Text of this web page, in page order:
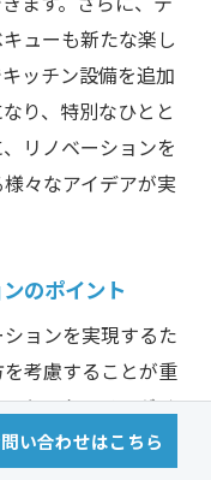
ューも新たな楽し
ッチン設備を追加
り、特別なひとと
リノベーションを
々なアイデアが実
のポイント
ョンを実現するた
考慮することが重
やアウトドアダイ
団らんの時間が増
い合わせはこちら